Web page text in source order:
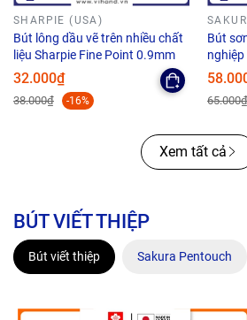
SHARPIE (USA)
Bút lông dầu vẽ trên nhiều chất
liệu Sharpie Fine Point 0.9mm
32.000₫
38.000₫ -16%
Bút
Paint
Ngòi
65.000₫
Xem tất cả
BÚT VIẾT THIỆP
Bút viết thiệp Sakura Pentouch